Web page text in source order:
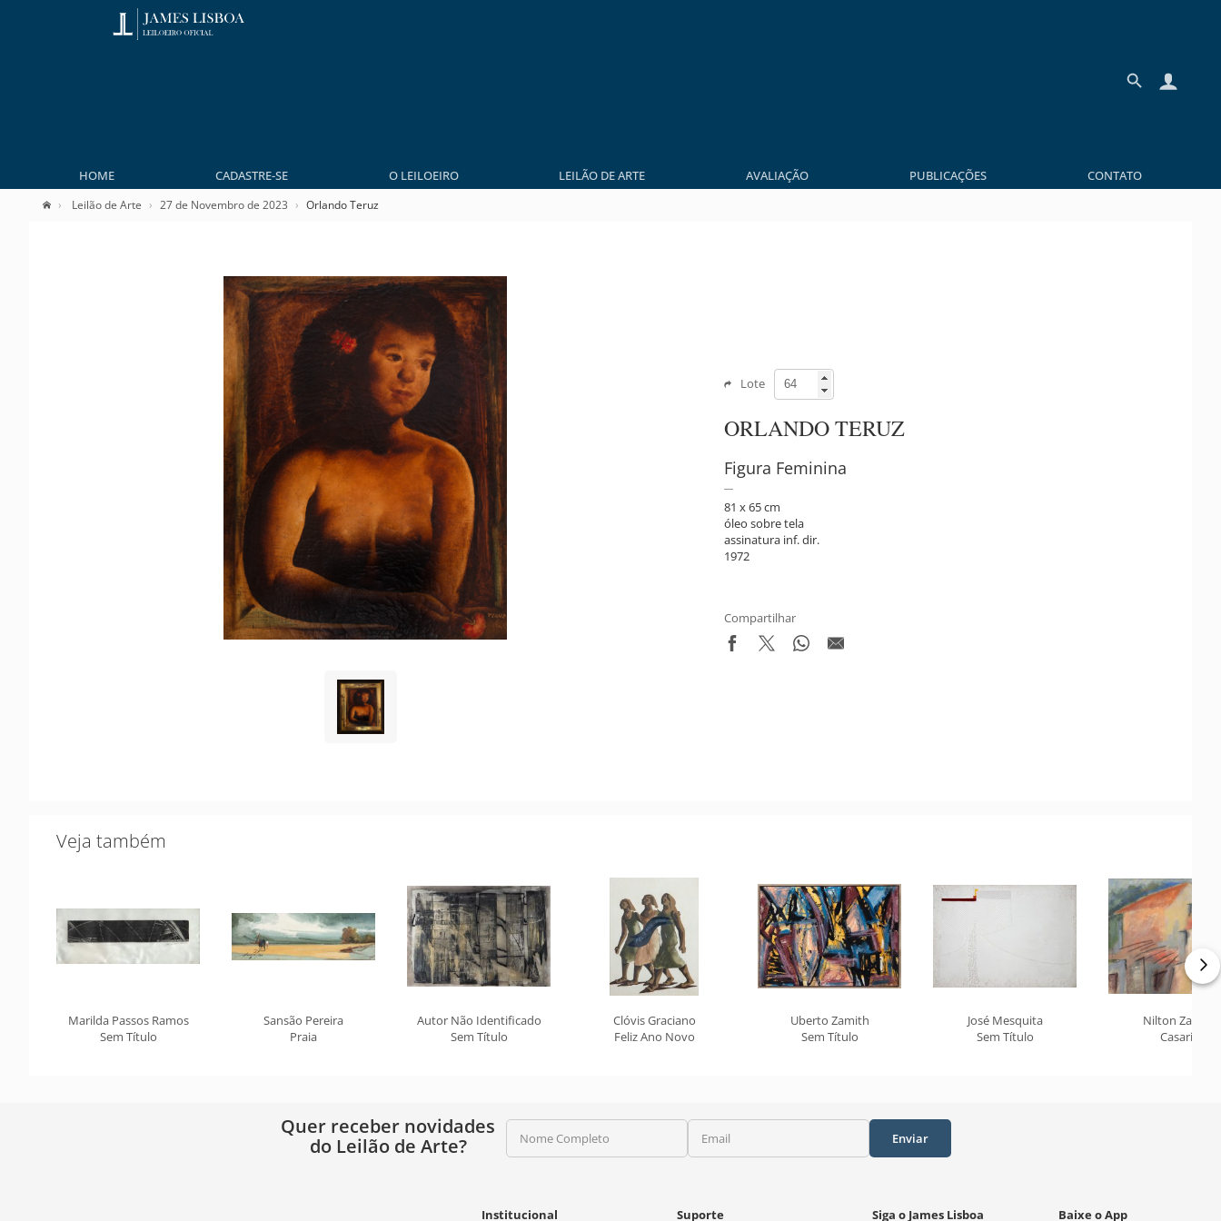
HOME CADASTRE-SE O LEILOEIRO LEILÃO DE ARTE AVALIAÇÃO PUBLICAÇÕES CONTATO
Leilão de Arte 27 de Novembro de 2023 Orlando Teruz
Lote
ORLANDO TERUZ
Figura Feminina
81 x 65 cm
óleo sobre tela
assinatura inf. dir.
1972
Compartilhar
Veja também
Marilda Passos Ramos
Sem Título
Sansão Pereira
Praia
Autor Não Identificado
Sem Título
Clóvis Graciano
Feliz Ano Novo
Uberto Zamith
Sem Título
José Mesquita
Sem Título
Nilton Zanotti
Casario
Quer receber novidades
do Leilão de Arte?
Nome Completo Email Enviar
Institucional Suporte Siga o James Lisboa Baixe o App